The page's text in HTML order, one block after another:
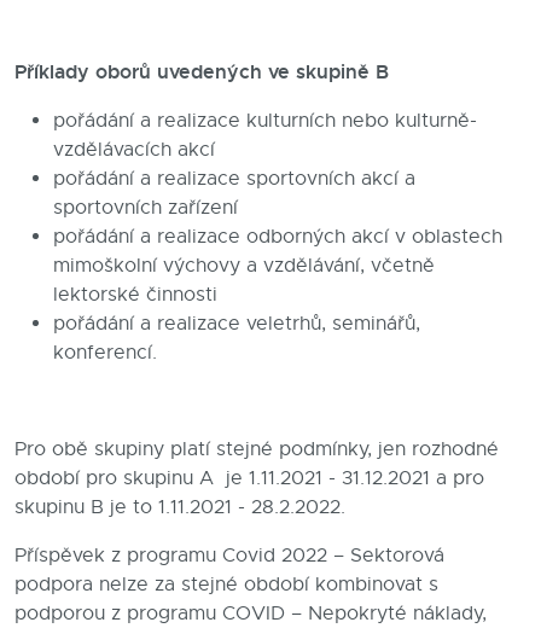
Příklady oborů uvedených ve skupině B
pořádání a realizace kulturních nebo kulturně-
vzdělávacích akcí
pořádání a realizace sportovních akcí a
sportovních zařízení
pořádání a realizace odborných akcí v oblastech
mimoškolní výchovy a vzdělávání, včetně
lektorské činnosti
pořádání a realizace veletrhů, seminářů,
konferencí.
Pro obě skupiny platí stejné podmínky, jen rozhodné
období pro skupinu A je 1.11.2021 - 31.12.2021 a pro
skupinu B je to 1.11.2021 - 28.2.2022.
Příspěvek z programu Covid 2022 – Sektorová
podpora nelze za stejné období kombinovat s
podporou z programu COVID – Nepokryté náklady,